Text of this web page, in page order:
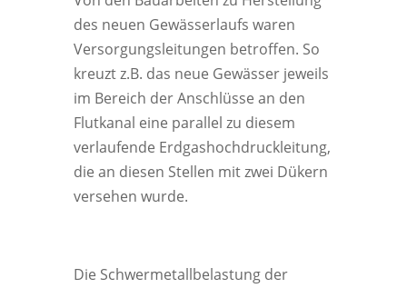
des neuen Gewässerlaufs waren
Versorgungsleitungen betroffen. So
kreuzt z.B. das neue Gewässer jeweils
im Bereich der Anschlüsse an den
Flutkanal eine parallel zu diesem
verlaufende Erdgashochdruckleitung,
die an diesen Stellen mit zwei Dükern
versehen wurde.
Die Schwermetallbelastung der